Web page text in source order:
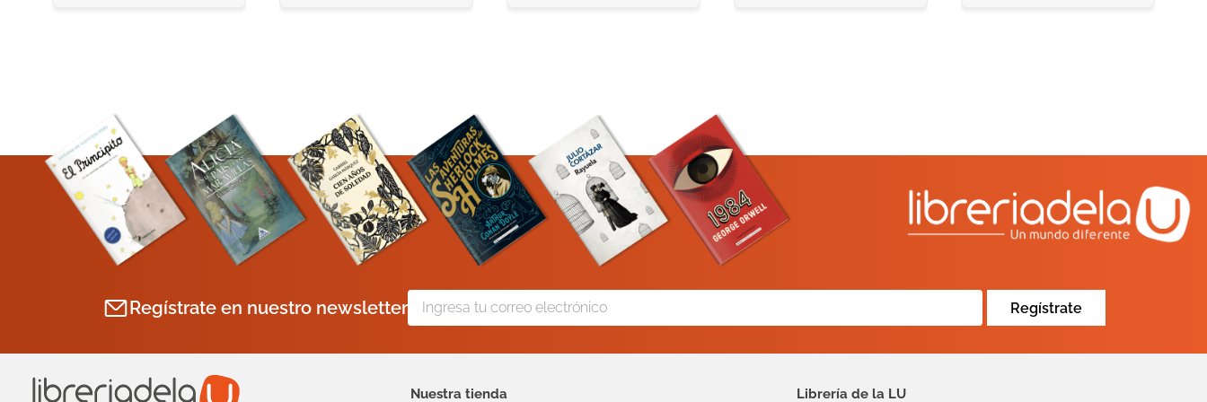
Regístrate en nuestro newsletter Regístrate
Nuestra tienda Librería de la LU